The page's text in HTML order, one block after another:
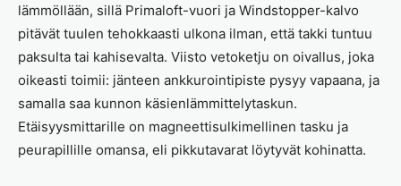
lämmöllään, sillä Primaloft-vuori ja Windstopper-kalvo
pitävät tuulen tehokkaasti ulkona ilman, että takki tuntuu
paksulta tai kahisevalta. Viisto vetoketju on oivallus, joka
oikeasti toimii: jänteen ankkurointipiste pysyy vapaana, ja
samalla saa kunnon käsienlämmittelytaskun.
Etäisyysmittarille on magneettisulkimellinen tasku ja
peurapillille omansa, eli pikkutavarat löytyvät kohinatta.